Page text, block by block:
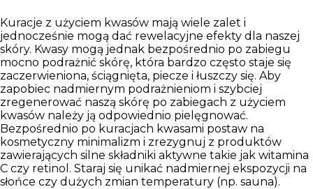
Kuracje z użyciem kwasów mają wiele zalet i
jednocześnie mogą dać rewelacyjne efekty dla naszej
skóry. Kwasy mogą jednak bezpośrednio po zabiegu
mocno podrażnić skórę, która bardzo często staje się
zaczerwieniona, ściągnięta, piecze i łuszczy się. Aby
zapobiec nadmiernym podrażnieniom i szybciej
zregenerować naszą skórę po zabiegach z użyciem
kwasów należy ją odpowiednio pielęgnować.
Bezpośrednio po kuracjach kwasami postaw na
kosmetyczny minimalizm i zrezygnuj z produktów
zawierających silne składniki aktywne takie jak witamina
C czy retinol. Staraj się unikać nadmiernej ekspozycji na
słońce czy dużych zmian temperatury (np. sauna).